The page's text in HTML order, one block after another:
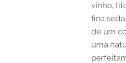
vinho,
fina
de um
uma